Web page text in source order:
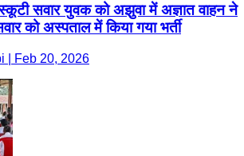
सवार युवक को अझुवा में अज्ञात वाहन ने
को अस्पताल में किया गया भर्ती
| Feb 20, 2026